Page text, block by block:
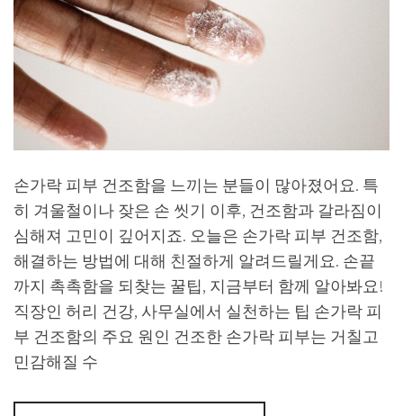
손가락 피부 건조함을 느끼는 분들이 많아졌어요. 특
히 겨울철이나 잦은 손 씻기 이후, 건조함과 갈라짐이
심해져 고민이 깊어지죠. 오늘은 손가락 피부 건조함,
해결하는 방법에 대해 친절하게 알려드릴게요. 손끝
까지 촉촉함을 되찾는 꿀팁, 지금부터 함께 알아봐요!
직장인 허리 건강, 사무실에서 실천하는 팁 손가락 피
부 건조함의 주요 원인 건조한 손가락 피부는 거칠고
민감해질 수